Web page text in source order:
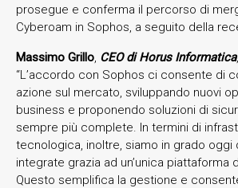
prosegue e conferma il percorso di
Cyberoam in Sophos, a seguito della
Massimo Grillo, CEO di Horus Informatica
“L’accordo con Sophos ci consente di
azione sul mercato, sviluppando nuovi
business e proponendo soluzioni di
sempre più complete. In termini di
tecnologica, inoltre, siamo in grado oggi
integrate grazia ad un’unica piattaforma
Questo semplifica la gestione e